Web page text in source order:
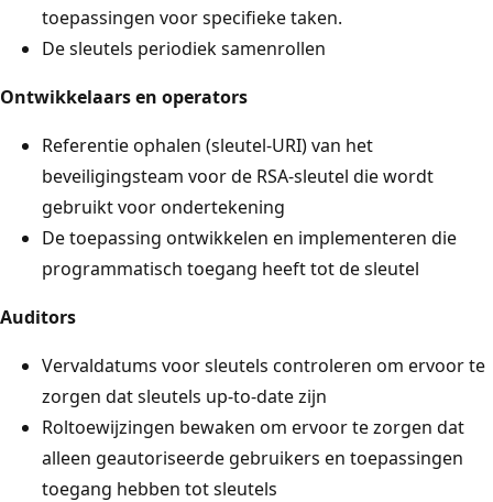
toepassingen voor specifieke taken.
De sleutels periodiek samenrollen
Ontwikkelaars en operators
Referentie ophalen (sleutel-URI) van het
beveiligingsteam voor de RSA-sleutel die wordt
gebruikt voor ondertekening
De toepassing ontwikkelen en implementeren die
programmatisch toegang heeft tot de sleutel
Auditors
Vervaldatums voor sleutels controleren om ervoor te
zorgen dat sleutels up-to-date zijn
Roltoewijzingen bewaken om ervoor te zorgen dat
alleen geautoriseerde gebruikers en toepassingen
toegang hebben tot sleutels